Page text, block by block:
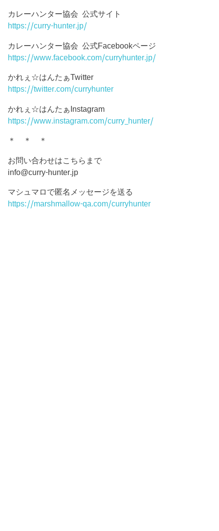
カレーハンター協会 公式サイト
https://curry-hunter.jp/
カレーハンター協会 公式Facebookページ
https://www.facebook.com/curryhunter.jp/
かれぇ☆はんたぁTwitter
https://twitter.com/curryhunter
かれぇ☆はんたぁInstagram
https://www.instagram.com/curry_hunter/
＊ ＊ ＊
お問い合わせはこちらまで
info@curry-hunter.jp
マシュマロで匿名メッセージを送る
https://marshmallow-qa.com/curryhunter